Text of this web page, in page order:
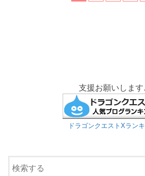
支援お願いします
ドラゴンクエストXラン